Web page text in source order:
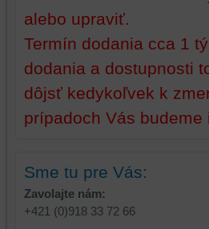
alebo upraviť.
Termín dodania cca 1
dodania a dostupnosti
dôjsť kedykoľvek k
prípadoch Vás budeme
Sme tu pre Vás:
Zavolajte nám:
+421 (0)918 33 72 66
zážitku
z
prehliadania
a
zabezpečenia.
z
prehliadania,
ukladať
niektoré
z
vašich
preferencií
toho,
ste
mali